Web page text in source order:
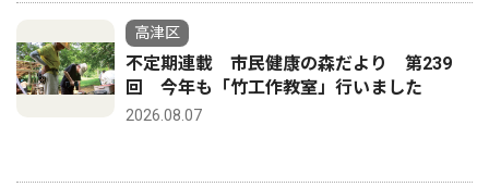
高津区
不定期連載 市民健康の森だより 第239
回 今年も「竹工作教室」行いました
2026.08.07